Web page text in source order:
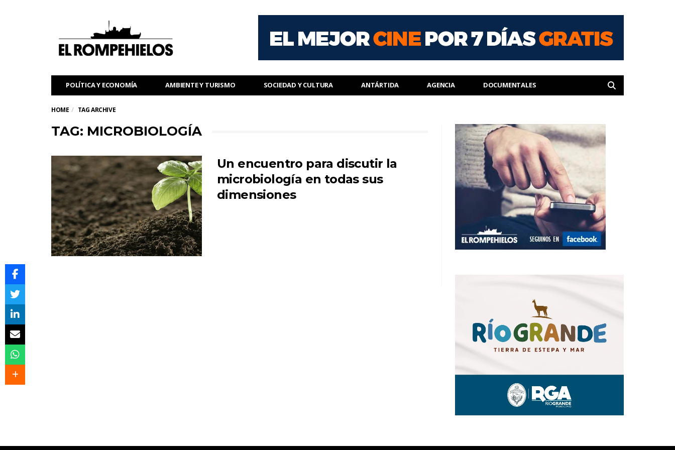
POLÍTICA Y ECONOMÍA AMBIENTE Y TURISMO SOCIEDAD Y CULTURA ANTÁRTIDA AGENCIA DOCUMENTALES
HOME TAG ARCHIVE
TAG: MICROBIOLOGÍA
Un encuentro para discutir la
microbiología en todas sus
dimensiones